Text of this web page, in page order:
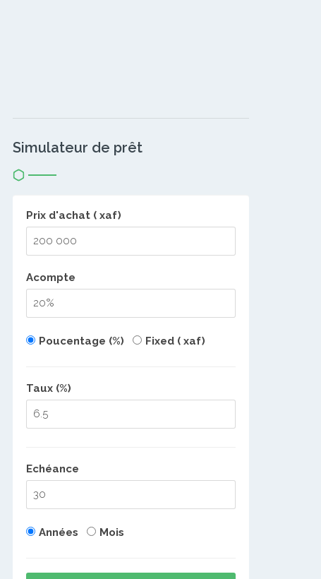
Simulateur de prêt
Prix d'achat ( xaf)
Acompte
Poucentage (%) Fixed ( xaf)
Taux (%)
Echéance
Années Mois